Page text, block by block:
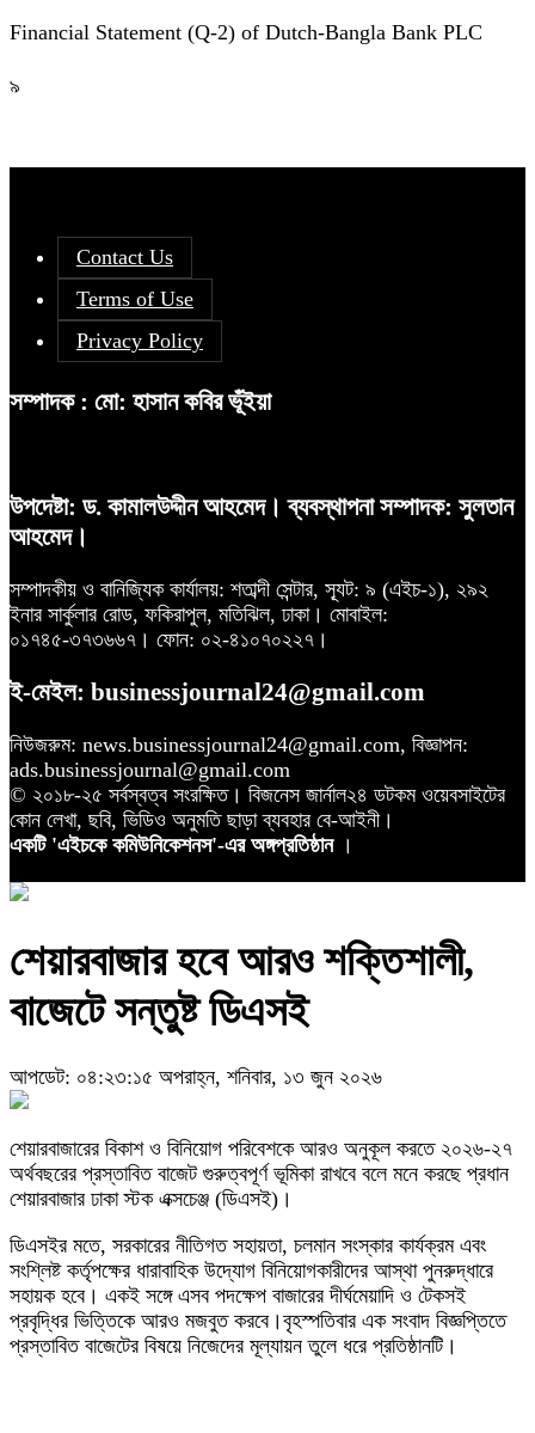
Financial Statement (Q-2) of Dutch-Bangla Bank PLC
৯
Contact Us
Terms of Use
Privacy Policy
সম্পাদক : মো: হাসান কবির ভূঁইয়া
উপদেষ্টা: ড. কামালউদ্দীন আহমেদ। ব্যবস্থাপনা সম্পাদক: সুলতান
আহমেদ।
সম্পাদকীয় ও বানিজ্যিক কার্যালয়: শতাব্দী সেন্টার, স্যূট: ৯ (এইচ-১), ২৯২
ইনার সার্কুলার রোড, ফকিরাপুল, মতিঝিল, ঢাকা। মোবাইল:
০১৭৪৫-৩৭৩৬৬৭। ফোন: ০২-৪১০৭০২২৭।
ই-মেইল: businessjournal24@gmail.com
নিউজরুম: news.businessjournal24@gmail.com, বিজ্ঞাপন:
ads.businessjournal@gmail.com
© ২০১৮-২৫ সর্বস্বত্ব সংরক্ষিত। বিজনেস জার্নাল২৪ ডটকম ওয়েবসাইটের
কোন লেখা, ছবি, ভিডিও অনুমতি ছাড়া ব্যবহার বে-আইনী।
একটি 'এইচকে কমিউনিকেশনস'-এর অঙ্গপ্রতিষ্ঠান ।
শেয়ারবাজার হবে আরও শক্তিশালী,
বাজেটে সন্তুষ্ট ডিএসই
আপডেট: ০৪:২৩:১৫ অপরাহ্ন, শনিবার, ১৩ জুন ২০২৬
শেয়ারবাজারের বিকাশ ও বিনিয়োগ পরিবেশকে আরও অনুকূল করতে ২০২৬-২৭
অর্থবছরের প্রস্তাবিত বাজেট গুরুত্বপূর্ণ ভূমিকা রাখবে বলে মনে করছে প্রধান
শেয়ারবাজার ঢাকা স্টক এক্সচেঞ্জ (ডিএসই)।
ডিএসইর মতে, সরকারের নীতিগত সহায়তা, চলমান সংস্কার কার্যক্রম এবং
সংশ্লিষ্ট কর্তৃপক্ষের ধারাবাহিক উদ্যোগ বিনিয়োগকারীদের আস্থা পুনরুদ্ধারে
সহায়ক হবে। একই সঙ্গে এসব পদক্ষেপ বাজারের দীর্ঘমেয়াদি ও টেকসই
প্রবৃদ্ধির ভিত্তিকে আরও মজবুত করবে।বৃহস্পতিবার এক সংবাদ বিজ্ঞপ্তিতে
প্রস্তাবিত বাজেটের বিষয়ে নিজেদের মূল্যায়ন তুলে ধরে প্রতিষ্ঠানটি।